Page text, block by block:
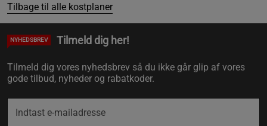
Tilbage til alle kostplaner
NYHEDSBREV Tilmeld dig her!
Tilmeld dig vores nyhedsbrev så du ikke går glip af vores
gode tilbud, nyheder og rabatkoder.